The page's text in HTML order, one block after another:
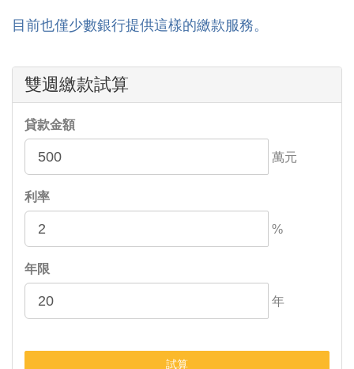
目前也僅少數銀行提供這樣的繳款服務。
雙週繳款試算
貸款金額
萬元
利率
%
年限
年